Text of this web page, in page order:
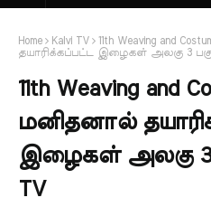
Home Kalvi TV
11th Weaving and
தயாரிக்கப்பட்ட இழைகள் அலகு 3
11th Weaving and
மனிதனால்
இழைகள் அலகு 3
TV